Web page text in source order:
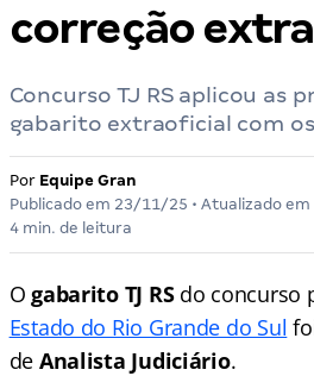
correção
Concurso TJ RS aplicou as
gabarito extraoficial com
Por Equipe Gran
Publicado em 23/11/25 • Atualizado em
4 min. de leitura
O gabarito TJ RSdo concurso
Estado do Rio Grande do Sul
de Analista Judiciário.